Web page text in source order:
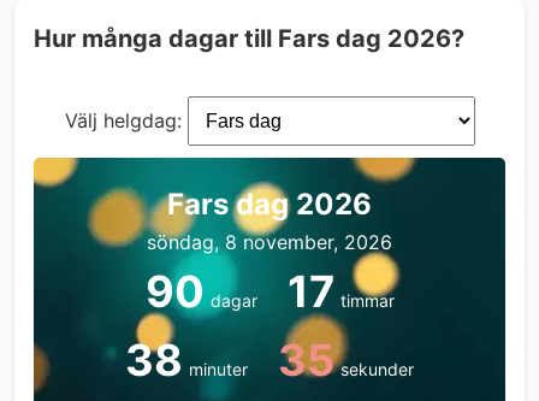
Hur många dagar till Fars dag 2026?
Välj helgdag:
Fars dag 2026
söndag, 8 november, 2026
90 dagar 17 timmar
38 minuter 35 sekunder